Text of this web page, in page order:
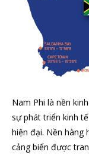
Nam Phi là nền
sự phát triển kinh
hiện đại. Nền hàng
cảng biển được